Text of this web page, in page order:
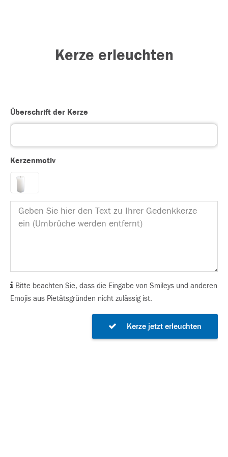
Kerze erleuchten
Überschrift der Kerze
Kerzenmotiv
Bitte beachten Sie, dass die Eingabe von Smileys und anderen
Emojis aus Pietätsgründen nicht zulässig ist.
Kerze jetzt erleuchten